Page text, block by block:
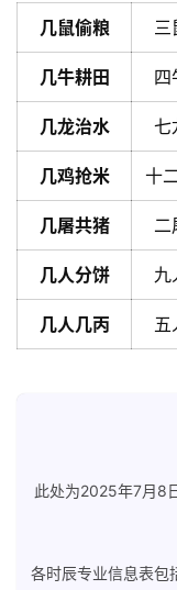
几鼠偷粮 三
几牛耕田 四
几龙治水 七
几鸡抢米 十
几屠共猪 二
几人分饼 九
几人几丙 五
此处为2025年7月8
各时辰专业信息表包